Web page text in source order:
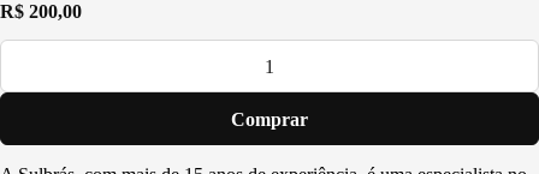
R$ 200,00
Comprar